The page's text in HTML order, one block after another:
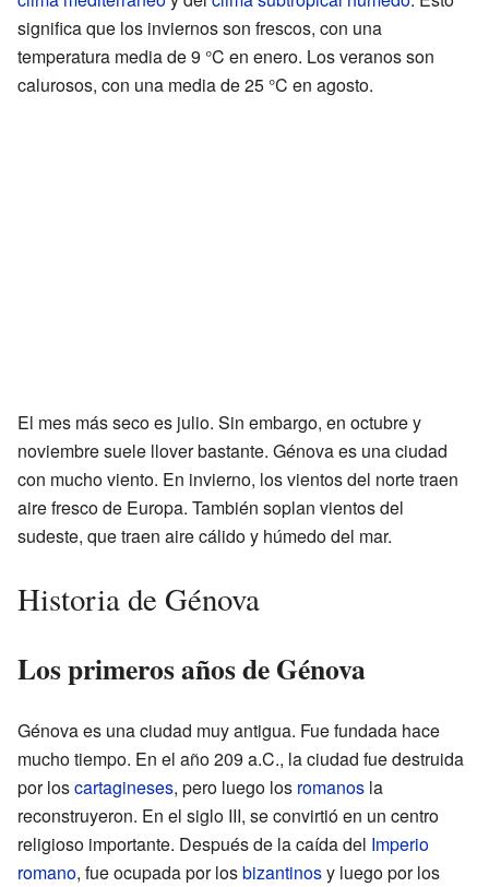
significa que los inviernos son frescos, con una
temperatura media de 9 °C en enero. Los veranos son
calurosos, con una media de 25 °C en agosto.
El mes más seco es julio. Sin embargo, en octubre y
noviembre suele llover bastante. Génova es una ciudad
con mucho viento. En invierno, los vientos del norte traen
aire fresco de Europa. También soplan vientos del
sudeste, que traen aire cálido y húmedo del mar.
Historia de Génova
Los primeros años de Génova
Génova es una ciudad muy antigua. Fue fundada hace
mucho tiempo. En el año 209 a.C., la ciudad fue destruida
por loscartagineses, pero luego los romanos la
reconstruyeron. En el siglo III, se convirtió en un centro
religioso importante. Después de la caída del Imperio
romano, fue ocupada por losbizantinosy luego por los